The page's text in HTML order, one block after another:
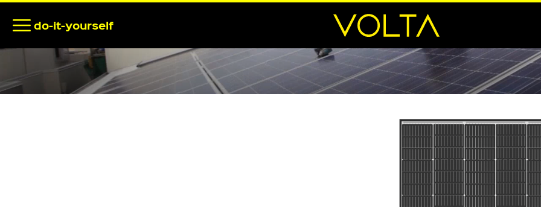
do-it-yourself
Do it Yourself Pakete